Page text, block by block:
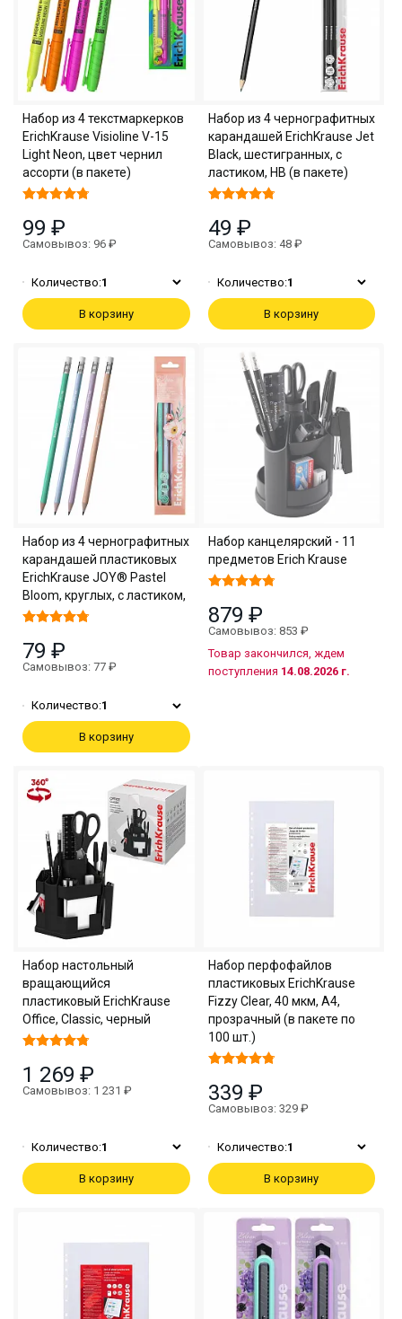
Набор из 4 текстмаркерков
ErichKrause Visioline V-15
Light Neon, цвет чернил
ассорти (в пакете)
99 ₽
Самовывоз: 96 ₽
Количество:1
В корзину
Набор из 4 чернографитных
карандашей ErichKrause Jet
Black, шестигранных, с
ластиком, HB (в пакете)
49 ₽
Самовывоз: 48 ₽
Количество:1
В корзину
Набор из 4 чернографитных
карандашей пластиковых
ErichKrause JOY® Pastel
Bloom, круглых, с ластиком,
79 ₽
Самовывоз: 77 ₽
Количество:1
В корзину
Набор канцелярский - 11
предметов Erich Krause
879 ₽
Самовывоз: 853 ₽
Товар закончился, ждем
поступления 14.08.2026 г.
Набор настольный
вращающийся
пластиковый ErichKrause
Office, Classic, черный
1 269 ₽
Самовывоз: 1 231 ₽
Количество:1
В корзину
Набор перфофайлов
пластиковых ErichKrause
Fizzy Clear, 40 мкм, A4,
прозрачный (в пакете по
100 шт.)
339 ₽
Самовывоз: 329 ₽
Количество:1
В корзину